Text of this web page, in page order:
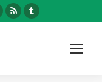
X
Rss Tumblr